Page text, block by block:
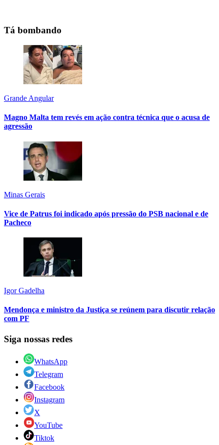
Tá bombando
Grande Angular
Magno Malta tem revés em ação contra técnica que o acusa de
agressão
Minas Gerais
Vice de Patrus foi indicado após pressão do PSB nacional e de
Pacheco
Igor Gadelha
Mendonça e ministro da Justiça se reúnem para discutir relação
com PF
Siga nossas redes
WhatsApp
Telegram
Facebook
Instagram
X
YouTube
Tiktok